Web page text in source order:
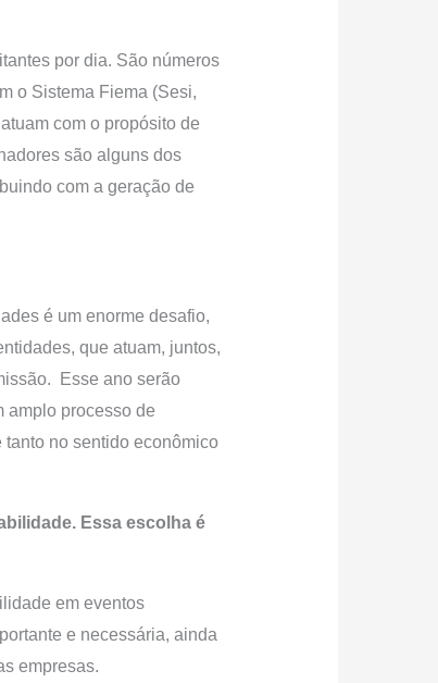
por dia. São números
o Sistema Fiema (Sesi,
com o propósito de
são alguns dos
com a geração de
é um enorme desafio,
que atuam, juntos,
Esse ano serão
amplo processo de
no sentido econômico
Essa escolha é
em eventos
e necessária, ainda
empresas.